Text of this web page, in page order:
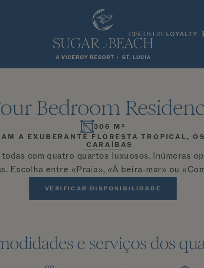
Bedroom
306 M²
A EXUBERANTE FLORESTA TROPICAL,
CARAÍBAS
com quatro quartos luxuosos. Inúmeras
Escolha entre «Praia», «À beira-mar» ou
VERIFICAR DISPONIBILIDADE
e serviços dos